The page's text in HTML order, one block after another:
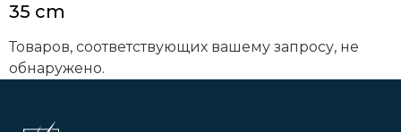
35 cm
Товаров, соответствующих вашему запросу, не
обнаружено.